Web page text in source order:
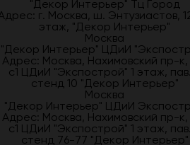
"Декор Интерьер" Тц Город
г. Москва, ш. Энтузиастов,
этаж, "Декор Интерьер"
Москва
"Декор Интерьер" ЦДиИ
Адрес: Москва, Нахимовский пр-к,
с1 ЦДиИ "Экспострой" 1 этаж,
стенд 10 "Декор Интерьер"
Москва
"Декор Интерьер" ЦДиИ
Адрес: Москва, Нахимовский пр-к,
с1 ЦДиИ "Экспострой" 1 этаж,
стенд 76-77 "Декор Интерьер"